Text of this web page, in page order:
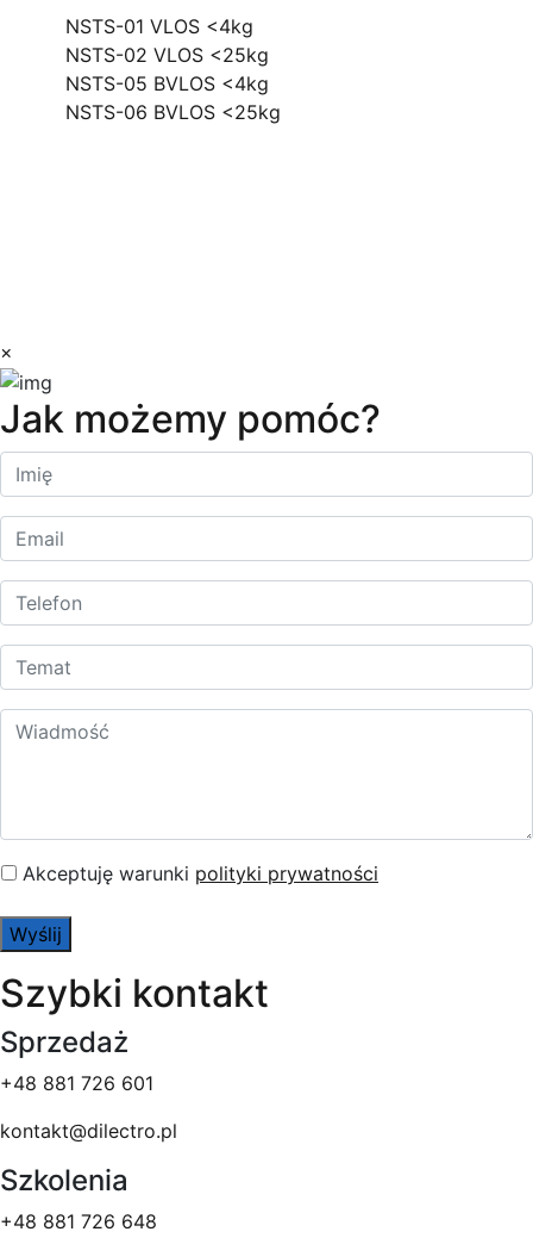
NSTS-01 VLOS <4kg
NSTS-02 VLOS <25kg
NSTS-05 BVLOS <4kg
NSTS-06 BVLOS <25kg
×
Jak możemy pomóc?
Akceptuję warunki polityki prywatności
Szybki kontakt
Sprzedaż
+48 881 726 601
kontakt@dilectro.pl
Szkolenia
+48 881 726 648